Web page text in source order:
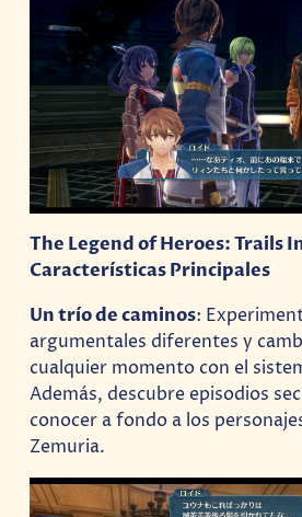
The Legend of Heroes: Trails
Características Principales
Un trío de caminos:
argumentales diferentes y
cualquier momento con el
Además, descubre episodios
conocer a fondo a los
Zemuria.